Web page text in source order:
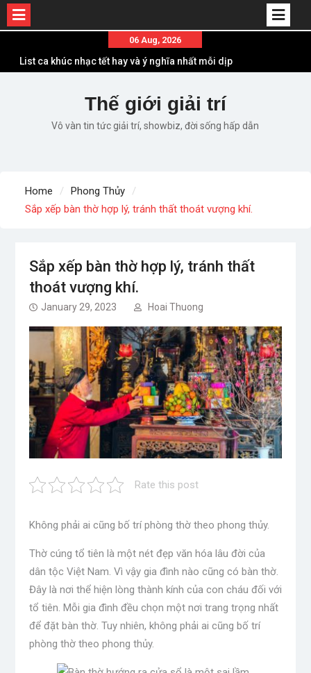
content
06 Aug, 2026
List ca khúc nhạc tết hay và ý nghĩa nhất mỗi dịp
Em ơi lên phố – Minh Vương: Màn comeback
“ngoạn mục” với triệu view
Những ca khúc nhạc xuân “sặc mùi” quảng cáo
Lời bài hát Chúng Ta của Hiện Tại – Sơn Tùng M-
TP – Full lyrics bản chuẩn
Thế giới giải trí
Vô vàn tin tức giải trí, showbiz, đời sống hấp dẫn
Home
Phong Thủy
Sắp xếp bàn thờ hợp lý, tránh thất thoát vượng khí.
Sắp xếp bàn thờ hợp lý, tránh thất
thoát vượng khí.
January 29, 2023 Hoai Thuong
Rate this post
Không phải ai cũng bố trí phòng thờ theo phong thủy.
Thờ cúng tổ tiên là một nét đẹp văn hóa lâu đời của
dân tộc Việt Nam. Vì vậy gia đình nào cũng có bàn thờ.
Đây là nơi thể hiện lòng thành kính của con cháu đối với
tổ tiên. Mỗi gia đình đều chọn một nơi trang trọng nhất
để đặt bàn thờ. Tuy nhiên, không phải ai cũng bố trí
phòng thờ theo phong thủy.